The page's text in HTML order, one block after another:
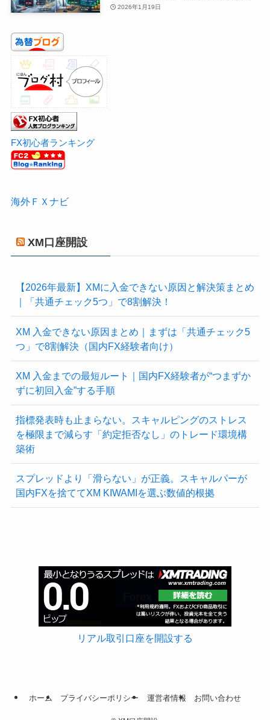
2026年1月19日
FX初心者ランキング
海外ＦＸナビ
XM口座開設
【2026年最新】XMに入金できない原因と解決策まとめ
｜「共通チェック5つ」で8割解決！
XM 入金できない原因まとめ｜まずは「共通チェック5
つ」で8割解決（国内FX経験者向け）
XM 入金までの最短ルート｜国内FX経験者が“つまずか
ずに初回入金”する手順
指標発表時も止まらない。スキャルピングのストレス
を極限まで減らす「約定拒否なし」のトレード環境構
築術
スプレッドより「滑らない」が正義。スキャルパーが
国内FXを捨ててXM KIWAMIを選ぶ数値的根拠
リアル取引口座を開設する
ホーム プライバシーポリシー 運営者情報 お問い合わせ